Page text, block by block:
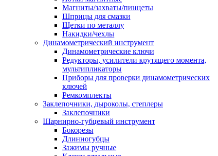
Магниты/захваты/пинцеты
Шприцы для смазки
Щетки по металлу
Накидки/чехлы
Динамометрический инструмент
Динамометрические ключи
Редукторы, усилители крутящего момента,
мультипликаторы
Приборы для проверки динамометрических
ключей
Ремкомплекты
Заклепочники, дыроколы, степлеры
Заклепочники
Шарнирно-губцевый инструмент
Бокорезы
Длинногубцы
Зажимы ручные